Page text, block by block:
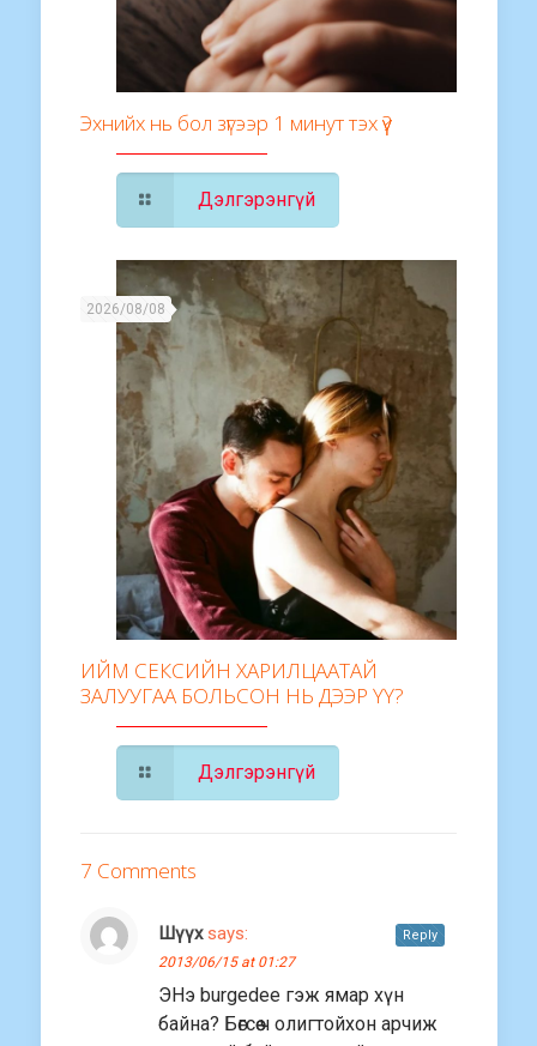
Эхнийх нь бол зүгээр 1 минут тэх үү?
Дэлгэрэнгүй
2026/08/08
ИЙМ СЕКСИЙН ХАРИЛЦААТАЙ
ЗАЛУУГАА БОЛЬСОН НЬ ДЭЭР ҮҮ?
Дэлгэрэнгүй
7 Comments
Шүүх says:
2013/06/15 at 01:27
ЭНэ burgedee гэж ямар хүн
байна? Бөгсөө ч олигтойхон арчиж
Reply